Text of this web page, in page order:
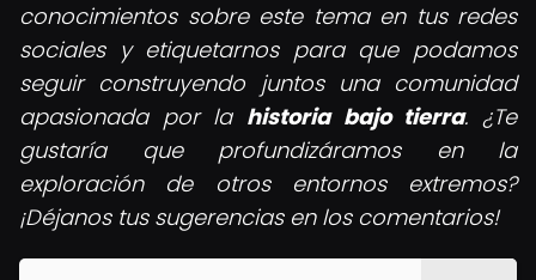
conocimientos sobre este tema en tus redes
sociales y etiquetarnos para que podamos
seguir construyendo juntos una comunidad
apasionada por la historia bajo tierra. ¿Te
gustaría que profundizáramos en la
exploración de otros entornos extremos?
¡Déjanos tus sugerencias en los comentarios!